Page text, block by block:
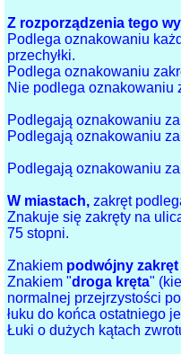
Z rozporządzenia tego
Podlega oznakowaniu
przechyłki.
Podlega oznakowaniu
Nie podlega oznakowaniu
Podlegają oznakowaniu
Podlegają oznakowaniu
Podlegają oznakowaniu
W miastach, zakręt
Znakuje się zakręty na
75 stopni.
Znakiem podwójny zakręt
Znakiem "droga kręta"
normalnej przejrzystości
łuku do końca ostatniego
Łuki o dużych kątach